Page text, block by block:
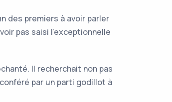
des premiers à avoir parler
pas saisi l’exceptionnelle
Il recherchait non pas
par un parti godillot à